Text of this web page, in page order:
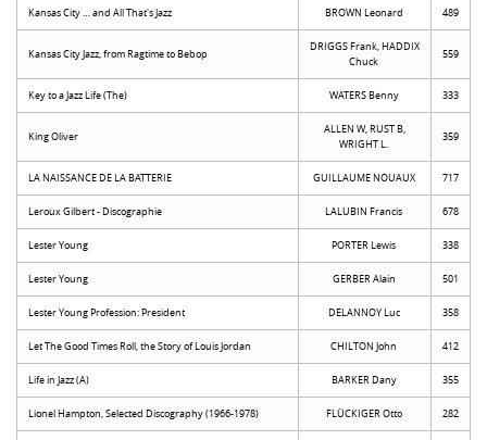
Kansas City … and All That's Jazz BROWN Leonard 489
Kansas City Jazz, from Ragtime to Bebop
DRIGGS Frank, HADDIX
Chuck
559
Key to a Jazz Life (The) WATERS Benny 333
King Oliver
ALLEN W, RUST B,
WRIGHT L.
359
LA NAISSANCE DE LA BATTERIE GUILLAUME NOUAUX 717
Leroux Gilbert - Discographie LALUBIN Francis 678
Lester Young PORTER Lewis 338
Lester Young GERBER Alain 501
Lester Young Profession: President DELANNOY Luc 358
Let The Good Times Roll, the Story of Louis Jordan CHILTON John 412
Life in Jazz (A) BARKER Dany 355
Lionel Hampton, Selected Discography (1966-1978) FLÜCKIGER Otto 282